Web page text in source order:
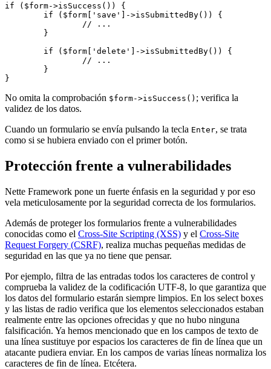
if ($form->isSuccess()) {
No omita la comprobación $form->isSuccess() ; verifica la
validez de los datos.
Cuando un formulario se envía pulsando la tecla Enter, se trata
como si se hubiera enviado con el primer botón.
Protección frente a vulnerabilidades
Nette Framework pone un fuerte énfasis en la seguridad y por eso
vela meticulosamente por la seguridad correcta de los formularios.
Además de proteger los formularios frente a vulnerabilidades
conocidas como el Cross-Site Scripting (XSS) y el Cross-Site
Request Forgery (CSRF), realiza muchas pequeñas medidas de
seguridad en las que ya no tiene que pensar.
Por ejemplo, filtra de las entradas todos los caracteres de control y
comprueba la validez de la codificación UTF-8, lo que garantiza que
los datos del formulario estarán siempre limpios. En los select boxes
y las listas de radio verifica que los elementos seleccionados estaban
realmente entre las opciones ofrecidas y que no hubo ninguna
falsificación. Ya hemos mencionado que en los campos de texto de
una línea sustituye por espacios los caracteres de fin de línea que un
atacante pudiera enviar. En los campos de varias líneas normaliza los
caracteres de fin de línea. Etcétera.